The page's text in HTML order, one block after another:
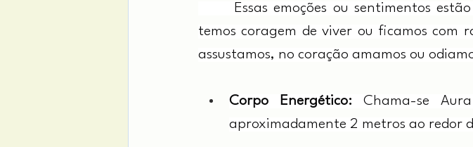
Essas emoções ou sentimentos estão
temos coragem de viver ou ficamos com
assustamos, no coração amamos ou
Corpo Energético: Chama-se
aproximadamente 2 metros ao redor